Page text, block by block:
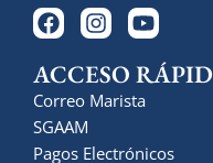
ACCESO
Correo Marista
SGAAM
Pagos Electrónicos